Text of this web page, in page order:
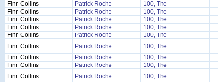
Finn Collins
Patrick Roche
100, The
Finn Collins
Patrick Roche
100, The
Finn Collins
Patrick Roche
100, The
Finn Collins
Patrick Roche
100, The
Finn Collins
Patrick Roche
100, The
Finn Collins
Patrick Roche
100, The
Finn Collins
Patrick Roche
100, The
Finn Collins
Patrick Roche
100, The
Finn Collins
Patrick Roche
100, The